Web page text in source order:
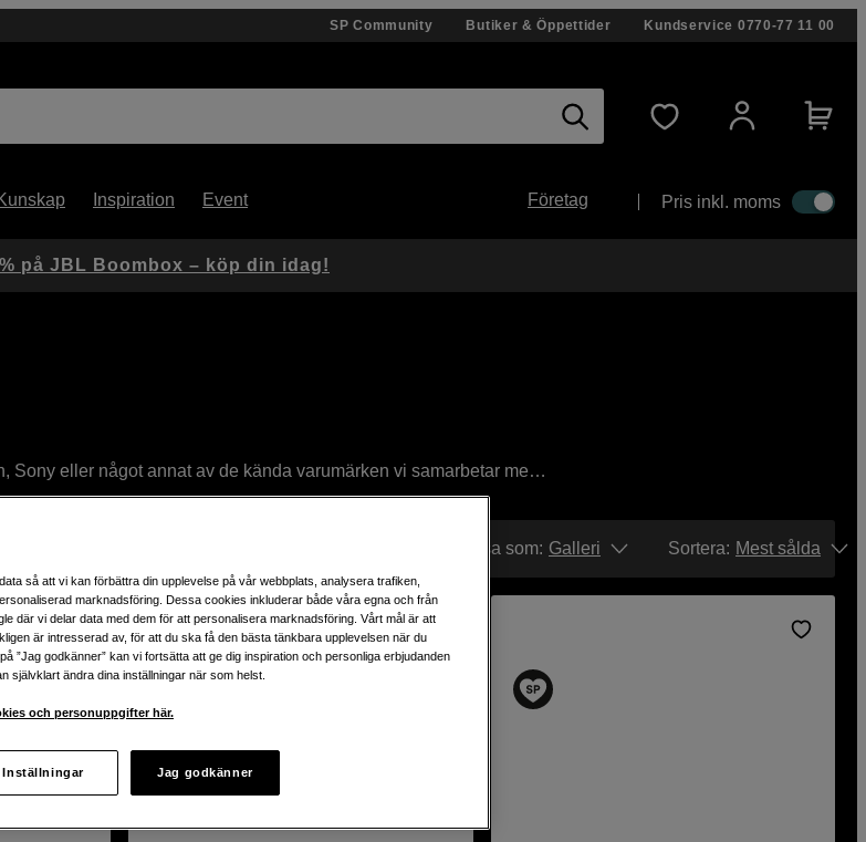
SP Community Butiker & Öppettider Kundservice 0770-77 11 00
Inspiration Event Företag Pris inkl. moms
eller något annat av de kända varumärken vi samarbetar med.
Köp din filmkamera hos Scandinavian Photo, experten inom
Visa som: Galleri Sortera: Mest sålda
på JBL Boombox – köp din idag!
så att vi kan förbättra din upplevelse på vår webbplats, analysera trafiken,
marknadsföring. Dessa cookies inkluderar både våra egna och från
där vi delar data med dem för att personalisera marknadsföring. Vårt mål är att
är intresserad av, för att du ska få den bästa tänkbara upplevelsen när du
”Jag godkänner” kan vi fortsätta att ge dig inspiration och personliga erbjudanden
självklart ändra dina inställningar när som helst.
och personuppgifter här.
Inställningar Jag godkänner